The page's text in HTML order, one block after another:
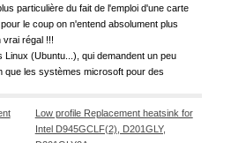
particulière du fait de l'emploi d'une carte
le coup on n'entend absolument plus
vrai régal !!!
(Ubuntu...), qui demandent un peu
que les systèmes microsoft pour des
Low profile Replacement heatsink for
Intel D945GCLF(2), D201GLY,